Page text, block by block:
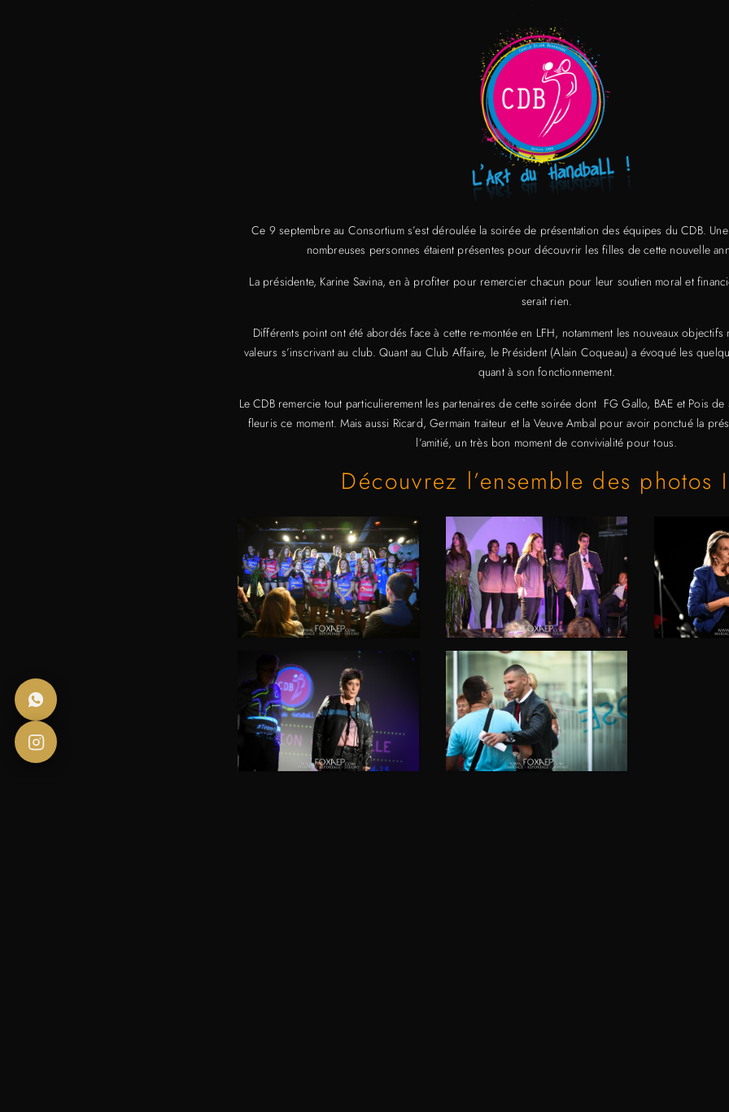
Ce 9 septembre au Consortium s’est déroulée la soirée de présentation des équipes du CDB.
nombreuses personnes étaient présentes pour découvrir les filles de cette nouvelle
La présidente, Karine Savina, en à profiter pour remercier chacun pour leur soutien moral et
serait rien.
Différents point ont été abordés face à cette re-montée en LFH, notamment les nouveaux objectifs
valeurs s’inscrivant au club. Quant au Club Affaire, le Président (Alain Coqueau) a évoqué les
quant à son fonctionnement.
Le CDB remercie tout particulierement les partenaires de cette soirée dont FG Gallo, BAE et Pois de
fleuris ce moment. Mais aussi Ricard, Germain traiteur et la Veuve Ambal pour avoir ponctué la
l’amitié, un très bon moment de convivialité pour tous.
Découvrez l’ensemble des photos